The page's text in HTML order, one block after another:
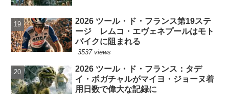
2026 ツール・ド・フランス第19ステ
ージ レムコ・エヴェネプールはモト
バイクに阻まれる
3537 views
2026 ツール・ド・フランス：タデ
イ・ポガチャルがマイヨ・ジョーヌ着
用日数で偉大な記録に